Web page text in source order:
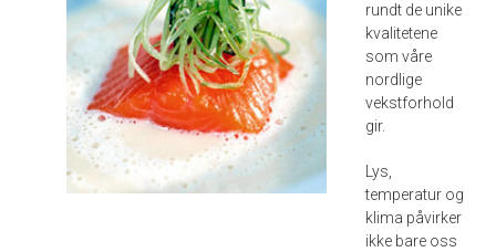
rundt de unike
kvalitetene
som våre
nordlige
vekstforhold
gir.
Lys,
temperatur og
klima påvirker
ikke bare oss